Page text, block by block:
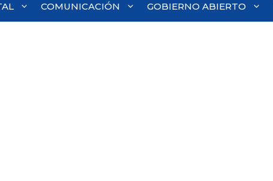
COMUNICACIÓN GOBIERNO ABIERTO